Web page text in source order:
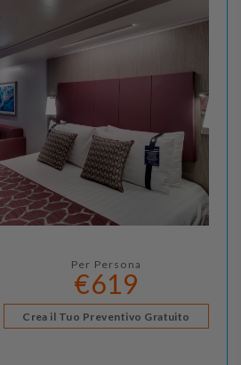
Per Persona
€619
Crea il Tuo Preventivo Gratuito